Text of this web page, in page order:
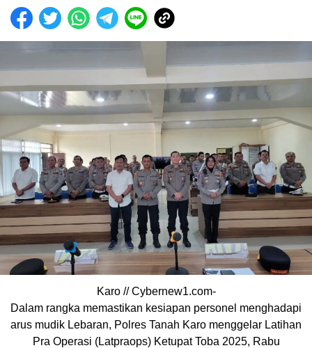
Karo // Cybernew1.com-
Dalam rangka memastikan kesiapan personel menghadapi
arus mudik Lebaran, Polres Tanah Karo menggelar Latihan
Pra Operasi (Latpraops) Ketupat Toba 2025, Rabu